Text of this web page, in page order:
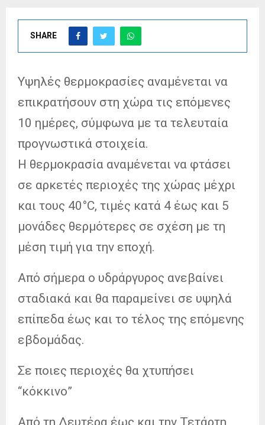
SHARE
Υψηλές θερμοκρασίες αναμένεται να
επικρατήσουν στη χώρα τις επόμενες
10 ημέρες, σύμφωνα με τα τελευταία
προγνωστικά στοιχεία.
Η θερμοκρασία αναμένεται να φτάσει
σε αρκετές περιοχές της χώρας μέχρι
και τους 40°C, τιμές κατά 4 έως και 5
μονάδες θερμότερες σε σχέση με τη
μέση τιμή για την εποχή.
Από σήμερα ο υδράργυρος ανεβαίνει
σταδιακά και θα παραμείνει σε υψηλά
επίπεδα έως και το τέλος της επόμενης
εβδομάδας.
Σε ποιες περιοχές θα χτυπήσει
“κόκκινο”
Από τη Δευτέρα έως και την Τετάρτη